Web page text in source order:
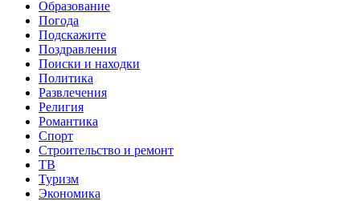
Образование
Погода
Подскажите
Поздравления
Поиски и находки
Политика
Развлечения
Религия
Романтика
Спорт
Строительство и ремонт
ТВ
Туризм
Экономика